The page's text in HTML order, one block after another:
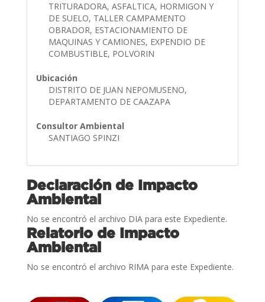
TRITURADORA, ASFALTICA, HORMIGON Y
DE SUELO, TALLER CAMPAMENTO
OBRADOR, ESTACIONAMIENTO DE
MAQUINAS Y CAMIONES, EXPENDIO DE
COMBUSTIBLE, POLVORIN
Ubicación
DISTRITO DE JUAN NEPOMUSENO,
DEPARTAMENTO DE CAAZAPA
Consultor Ambiental
SANTIAGO SPINZI
Declaración de Impacto
Ambiental
No se encontró el archivo DIA para este Expediente.
Relatorio de Impacto
Ambiental
No se encontró el archivo RIMA para este Expediente.